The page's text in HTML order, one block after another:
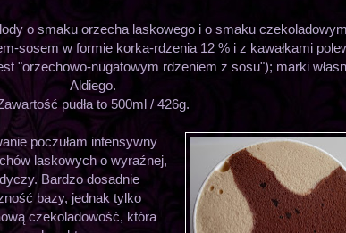
o smaku orzecha laskowego i o smaku
sosem w formie korka-rdzenia 12 % i z kawałkami
"orzechowo-nugatowym rdzeniem z sosu"); marki
Aldiego.
pudła to 500ml / 426g.
poczułam intensywny
laskowych o wyraźnej,
Bardzo dosadnie
bazy, jednak tylko
czekoladowość, która